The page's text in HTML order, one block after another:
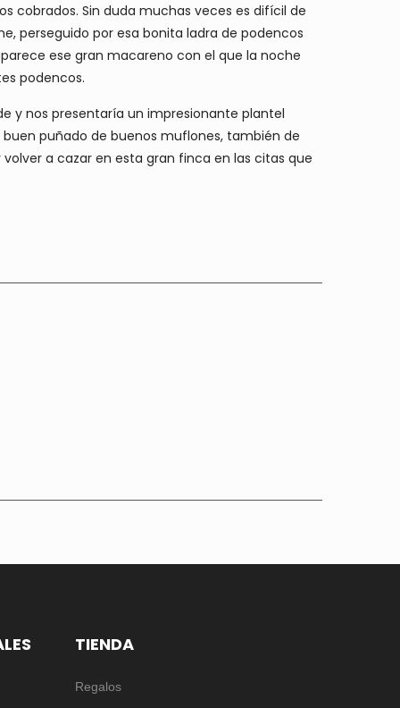
cobrados. Sin duda muchas veces es difícil de
perseguido por esa bonita ladra de podencos
ese gran macareno con el que la noche
podencos.
y nos presentaría un impresionante plantel
puñado de buenos muflones, también de
a cazar en esta gran finca en las citas que
TIENDA
Regalos